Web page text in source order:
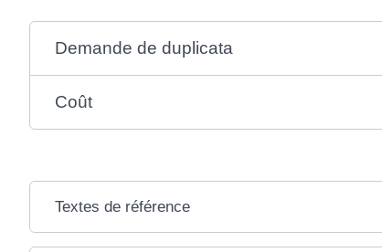
Demande de duplicata
Coût
Textes de référence